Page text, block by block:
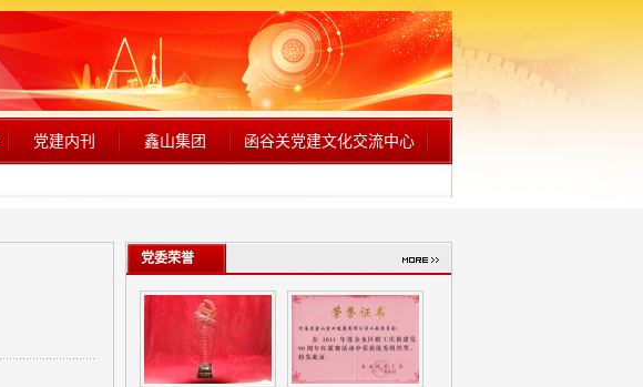
党建内刊 鑫山集团 函谷关党建文化交流中心
党委荣誉